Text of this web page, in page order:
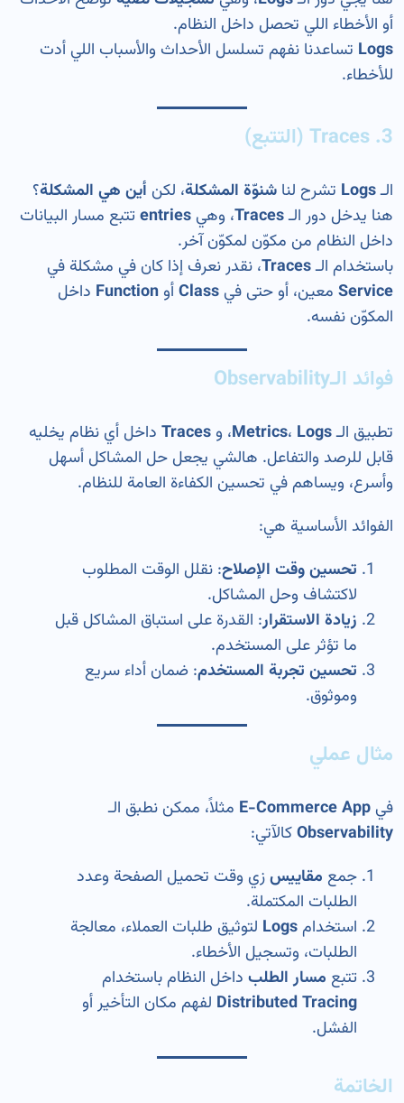
أو الأخطاء اللي تحصل داخل النظام.
Logs تساعدنا نفهم تسلسل الأحداث والأسباب اللي أدت
للأخطاء.
3. Traces (التتبع)
الـLogs تشرح لنا شنوّة المشكلة، لكن أين هي المشكلة؟
هنا يدخل دور الـTraces، وهي entries تتبع مسار البيانات
داخل النظام من مكوّن لمكوّن آخر.
باستخدام الـTraces، نقدر نعرف إذا كان في مشكلة في
Service معين، أو حتى في Classأو Function داخل
المكوّن نفسه.
فوائد الـObservability
تطبيق الـ Metrics، Logs ، و Traces داخل أي نظام يخليه
قابل للرصد والتفاعل. هالشي يجعل حل المشاكل أسهل
وأسرع، ويساهم في تحسين الكفاءة العامة للنظام.
الفوائد الأساسية هي:
تحسين وقت الإصلاح: نقلل الوقت المطلوب
لاكتشاف وحل المشاكل.
زيادة الاستقرار: القدرة على استباق المشاكل قبل
ما تؤثر على المستخدم.
تحسين تجربة المستخدم: ضمان أداء سريع
وموثوق.
مثال عملي
في E-Commerce App مثلاً، ممكن نطبق الـ
Observabilityكالآتي:
جمع مقاييسزي وقت تحميل الصفحة وعدد
الطلبات المكتملة.
استخدامLogs لتوثيق طلبات العملاء، معالجة
الطلبات، وتسجيل الأخطاء.
تتبع مسار الطلب داخل النظام باستخدام
Distributed Tracing لفهم مكان التأخير أو
الفشل.
الخاتمة